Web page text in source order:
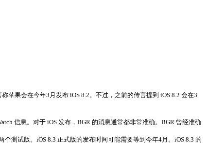
苹果会在今年3月发布 iOS 8.2。不过，之前的传言提到 iOS 8.2 会在3
信息。对于 iOS 发布，BGR 的消息通常都非常准确。BGR 曾经准确
测试版。iOS 8.3 正式版的发布时间可能需要等到今年4月。iOS 8.3 的